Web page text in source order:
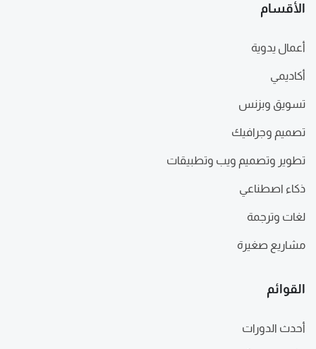
الأقسام
أعمال يدوية
أكاديمي
تسويق وبزنس
تصميم وجرافيك
تطوير وتصميم ويب وتطبيقات
ذكاء اصطناعي
لغات وترجمة
مشاريع صغيرة
القوائم
أحدث الدورات